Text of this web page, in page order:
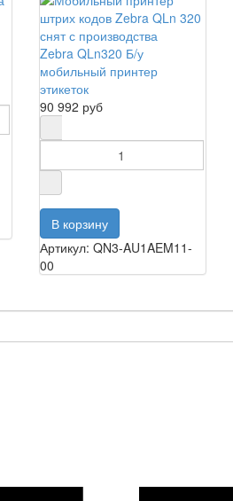
Zebra QLn320 Б/у
мобильный принтер
этикеток
90 992 руб
Артикул: QN3-AU1AEM11-
00